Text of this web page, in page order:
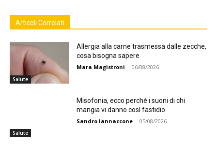
Articoli Correlati
Salute
Allergia alla carne trasmessa dalle zecche,
cosa bisogna sapere
Mara Magistroni - 06/08/2026
Salute
Misofonia, ecco perché i suoni di chi
mangia vi danno così fastidio
Sandro Iannaccone - 05/08/2026